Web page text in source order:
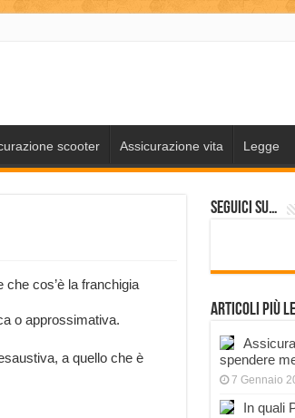
scooter Assicurazione vita Legge
o approssimativa.
a quello che è
Seguici su…
Articoli più
spendere
7 Gennaio
In quali